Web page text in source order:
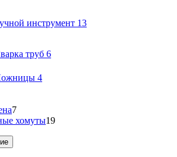
инструмент 13
труб 6
4
7
хомуты19